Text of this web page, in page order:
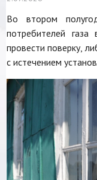
Во втором
потребителей
провести поверку,
с истечением